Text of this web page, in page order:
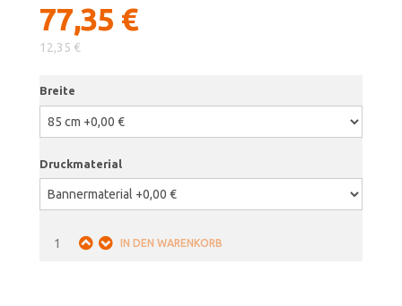
77,35 €
12,35 €
Breite
Druckmaterial